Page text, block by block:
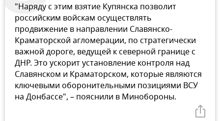
"Наряду с этим взятие Купянска позволит
российским войскам осуществлять
продвижение в направлении Славянско-
Краматорской агломерации, по стратегически
важной дороге, ведущей к северной границе с
ДНР. Это ускорит установление контроля над
Славянском и Краматорском, которые являются
ключевыми оборонительными позициями ВСУ
на Донбассе", – пояснили в Минобороны.